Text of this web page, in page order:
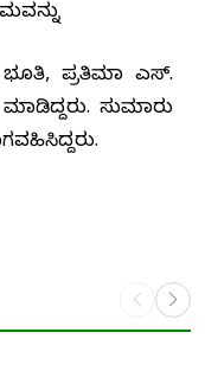
ಭೂತಿ, ಪ್ರತಿಮಾ ಎಸ್.
ಸುಮಾರು